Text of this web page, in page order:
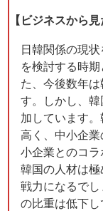
【ビジネスから
日韓関係の現
を検討する時
た、今後数年
す。しかし、
加しています
高く、中小企
小企業とのコ
韓国の人材は
戦力になるで
の比重は低下